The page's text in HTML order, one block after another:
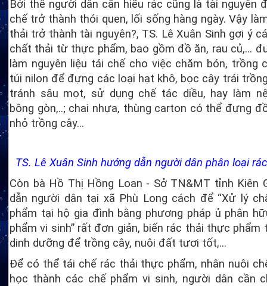
Bởi thế người dân cần hiểu rác cũng là tài nguyên
chế trở thành thói quen, lối sống hàng ngày. Vậy
thải trở thành tài nguyên?, TS. Lê Xuân Sinh gợi ý
chất thải từ thực phẩm, bao gồm đồ ăn, rau củ,...
làm nguyên liệu tái chế cho việc chăm bón, trồng
túi nilon để đựng các loại hạt khô, bọc cây trái
tránh sâu mọt, sử dụng chế tác diều, hay làm
bông gòn,..; chai nhựa, thùng carton có thể đựng
nhỏ trồng cây...
TS. Lê Xuân Sinh hướng dẫn người dân phân loại
Còn bà Hồ Thị Hồng Loan - Sở TN&MT tỉnh Kiên
dẫn người dân tại xã Phù Long cách để “Xử lý
phẩm tại hộ gia đình bằng phương pháp ủ phân
phẩm vi sinh” rất đơn giản, biến rác thải thực phẩm
dinh dưỡng để trồng cây, nuôi đất tươi tốt,...
Để có thể tái chế rác thải thực phẩm, nhân nuôi
học thành các chế phẩm vi sinh, người dân cần